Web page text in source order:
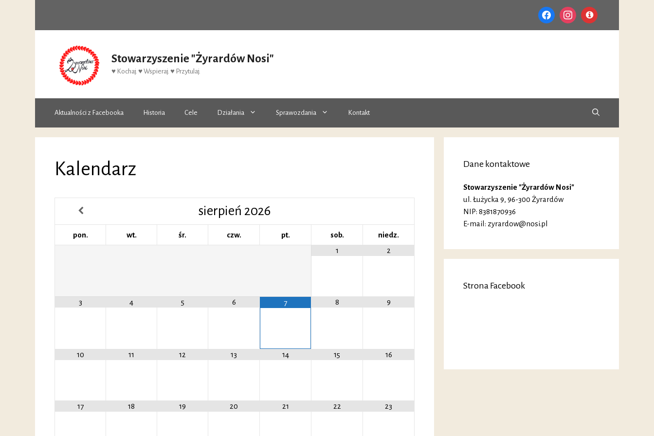
facebookinstagraminfo-
circle
Stowarzyszenie "Żyrardów Nosi"
♥ Kochaj. ♥ Wspieraj. ♥ Przytulaj.
Aktualności z Facebooka Historia Cele Działania Sprawozdania Kontakt
Kalendarz
sierpień 2026
pon. wt. śr. czw. pt. sob.
niedz.
1
2
3 4 5 6 7 8 9
10 11 12 13 14 15 16
17 18 19 20 21 22 23
Dane kontaktowe
Stowarzyszenie "Żyrardów Nosi"
ul. Łużycka 9, 96-300 Żyrardów
NIP: 8381870936
E-mail: zyrardow@nosi.pl
Strona Facebook